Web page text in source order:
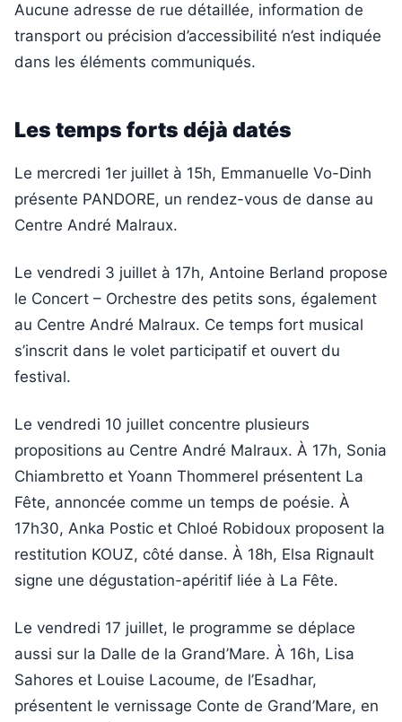
Aucune adresse de rue détaillée, information de
transport ou précision d’accessibilité n’est indiquée
dans les éléments communiqués.
Les temps forts déjà datés
Le mercredi 1er juillet à 15h, Emmanuelle Vo-Dinh
présente PANDORE, un rendez-vous de danse au
Centre André Malraux.
Le vendredi 3 juillet à 17h, Antoine Berland propose
le Concert – Orchestre des petits sons, également
au Centre André Malraux. Ce temps fort musical
s’inscrit dans le volet participatif et ouvert du
festival.
Le vendredi 10 juillet concentre plusieurs
propositions au Centre André Malraux. À 17h, Sonia
Chiambretto et Yoann Thommerel présentent La
Fête, annoncée comme un temps de poésie. À
17h30, Anka Postic et Chloé Robidoux proposent la
restitution KOUZ, côté danse. À 18h, Elsa Rignault
signe une dégustation-apéritif liée à La Fête.
Le vendredi 17 juillet, le programme se déplace
aussi sur la Dalle de la Grand’Mare. À 16h, Lisa
Sahores et Louise Lacoume, de l’Esadhar,
présentent le vernissage Conte de Grand’Mare, en